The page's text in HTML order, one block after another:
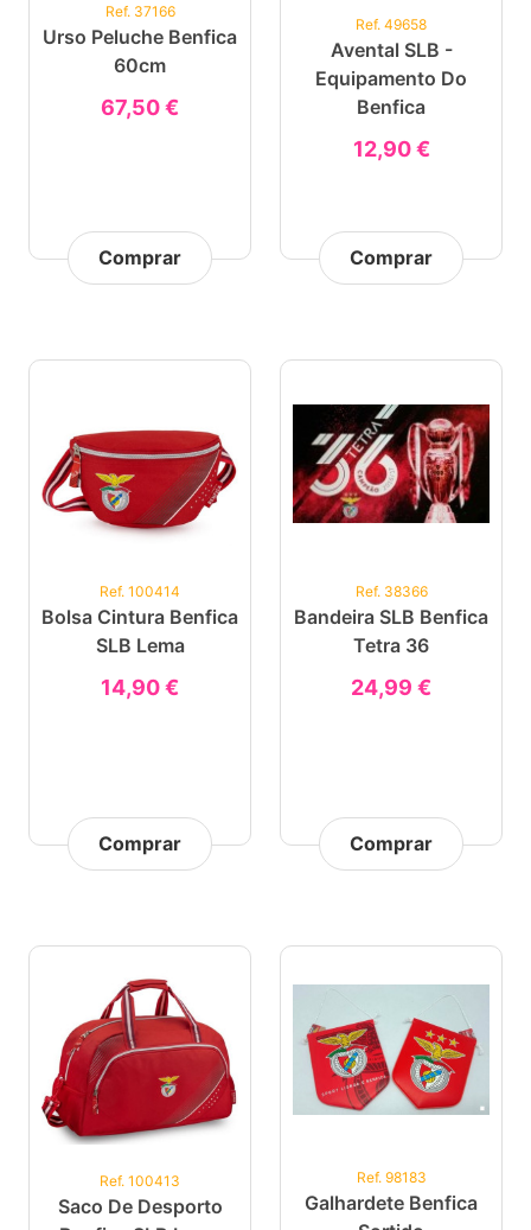
Ref. 37166
Urso Peluche Benfica
60cm
67,50 €
Comprar
Ref. 49658
Avental SLB -
Equipamento Do
Benfica
12,90 €
Comprar
Ref. 100414
Bolsa Cintura Benfica
SLB Lema
14,90 €
Comprar
Ref. 38366
Bandeira SLB Benfica
Tetra 36
24,99 €
Comprar
Ref. 100413
Saco De Desporto
Ref. 98183
Galhardete Benfica